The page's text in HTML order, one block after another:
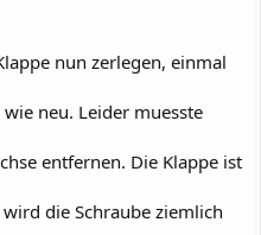
nun zerlegen, einmal
neu. Leider muesste
entfernen. Die Klappe ist
die Schraube ziemlich